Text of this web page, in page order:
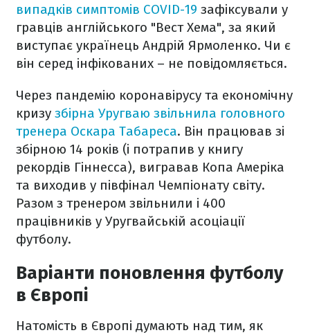
випадків симптомів COVID-19 зафіксували у
гравців англійського "Вест Хема", за який
виступає українець Андрій Ярмоленко. Чи є
він серед інфікованих – не повідомляється.
Через пандемію коронавірусу та економічну
кризу збірна Уругваю звільнила головного
тренера Оскара Табареса. Він працював зі
збірною 14 років (і потрапив у книгу
рекордів Гіннесса), вигравав Копа Амеріка
та виходив у півфінал Чемпіонату світу.
Разом з тренером звільнили і 400
працівників у Уругвайській асоціації
футболу.
Варіанти поновлення футболу
в Європі
Натомість в Європі думають над тим, як